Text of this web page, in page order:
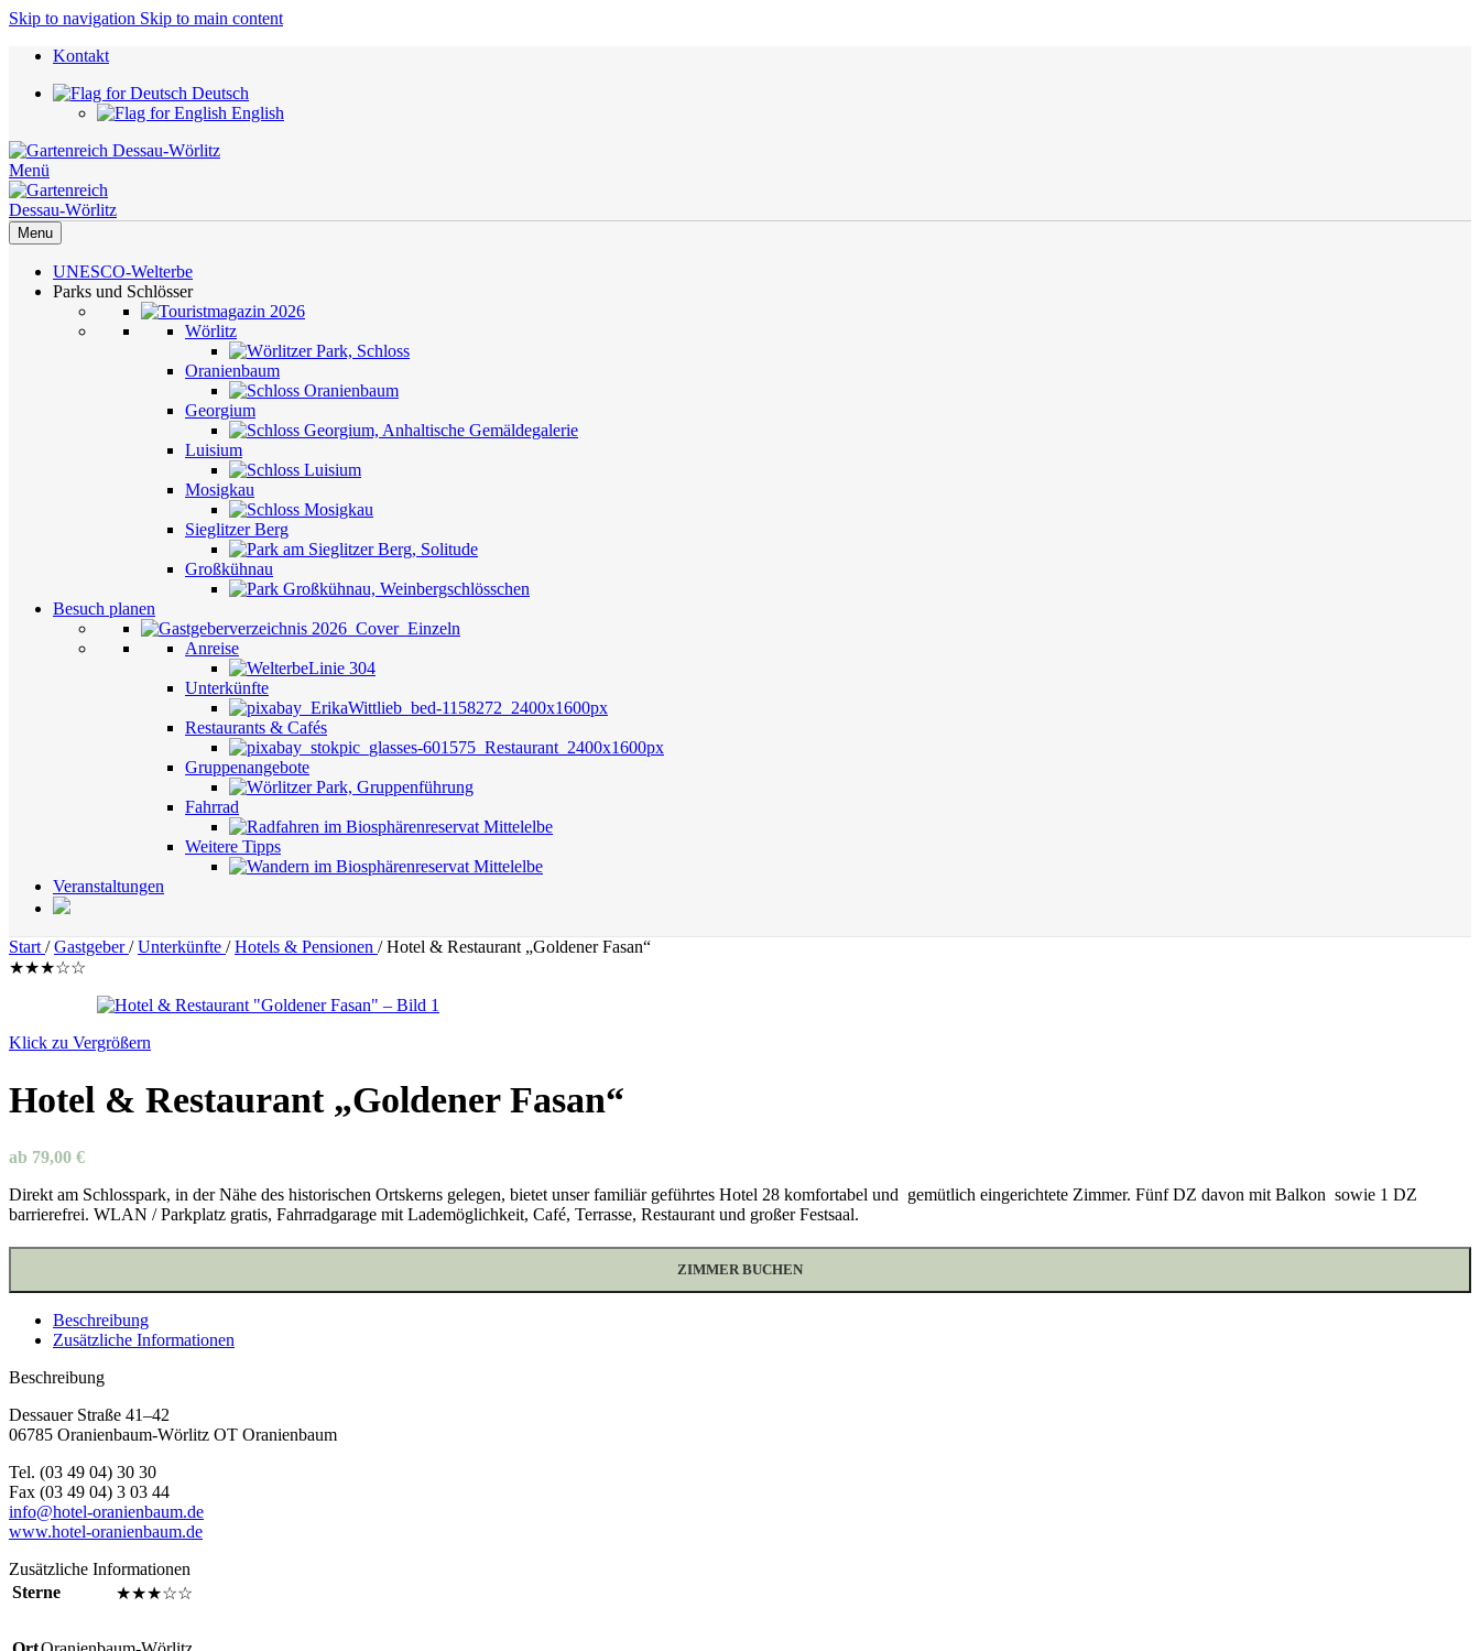
Skip to navigation Skip to main content
Kontakt
Deutsch
English
Menü
Menu
UNESCO-Welterbe
Parks und Schlösser
Wörlitz
Oranienbaum
Georgium
Luisium
Mosigkau
Sieglitzer Berg
Großkühnau
Besuch planen
Anreise
Unterkünfte
Restaurants & Cafés
Gruppenangebote
Fahrrad
Weitere Tipps
Veranstaltungen
Start / Gastgeber/ Unterkünfte / Hotels & Pensionen / Hotel & Restaurant „Goldener Fasan“
★★★☆☆
Klick zu Vergrößern
Hotel & Restaurant „Goldener Fasan“
ab 79,00 €
Direkt am Schlosspark, in der Nähe des historischen Ortskerns gelegen, bietet unser familiär geführtes Hotel 28 komfortabel und gemütlich eingerichtete Zimmer. Fünf DZ davon mit Balkon sowie 1 DZ
barrierefrei. WLAN / Parkplatz gratis, Fahrradgarage mit Lademöglichkeit, Café, Terrasse, Restaurant und großer Festsaal.
ZIMMER BUCHEN
Beschreibung
Zusätzliche Informationen
Beschreibung
Dessauer Straße 41–42
06785 Oranienbaum-Wörlitz OT Oranienbaum
Tel. (03 49 04) 30 30
Fax (03 49 04) 3 03 44
info@hotel-oranienbaum.de
www.hotel-oranienbaum.de
Zusätzliche Informationen
Sterne
★★★☆☆